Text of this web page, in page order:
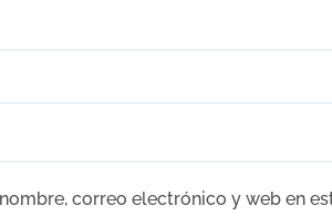
correo electrónico y web en